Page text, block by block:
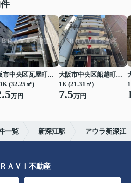
大阪市中央区瓦屋町１丁目
(32.25㎡)
万円
大阪市中央区船越町２丁目
1K (21.31㎡)
7.5万円
一覧 新深江駅 アウラ新深江
ＡＶＩ不動産